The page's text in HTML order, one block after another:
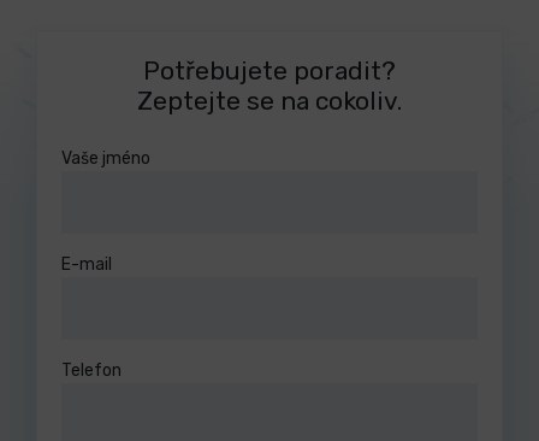
Potřebujete poradit?
Zeptejte se na cokoliv.
Vaše jméno
E-mail
Telefon